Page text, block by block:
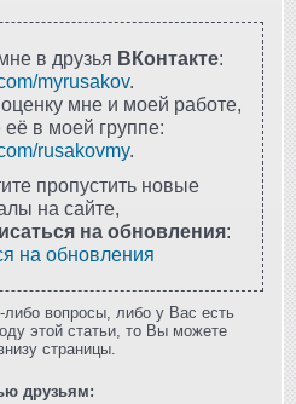
в друзья ВКонтакте:
myrusakov.
мне и моей работе,
в моей группе:
rusakovmy.
пропустить новые
на сайте,
на обновления:
на обновления
либо вопросы, либо у Вас есть
этой статьи, то Вы можете
страницы.
друзьям: